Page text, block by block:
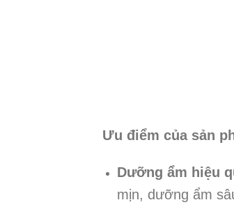
Ưu điểm của sản
Dưỡng ẩm hiệu
mịn, dưỡng ẩm